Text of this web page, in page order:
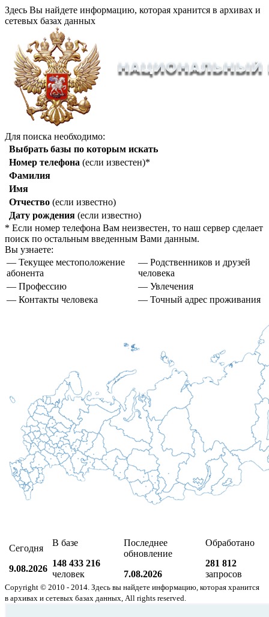
Здесь Вы найдете информацию, которая хранится в архивах и
сетевых базах данных
Для поиска необходимо:
Выбрать базы по которым искать
Номер телефона (если известен)*
Фамилия
Имя
Отчество (если известно)
Дату рождения (если известно)
* Если номер телефона Вам неизвестен, то наш сервер сделает
поиск по остальным введенным Вами данным.
Вы узнаете:
— Текущее местоположение
абонента
— Родственников и друзей
человека
— Профессию
— Увлечения
— Контакты человека
— Точный адрес проживания
Сегодня
9.08.2026
В базе
148 433 216
человек
Последнее
обновление
7.08.2026
Обработано
281 812
запросов
Copyright © 2010 - 2014. Здесь вы найдете информацию, которая хранится
в архивах и сетевых базах данных, All rights reserved.